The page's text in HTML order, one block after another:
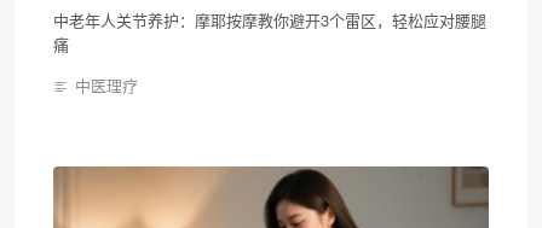
中老年人关节养护：摩耶按摩教你避开3个雷区，轻松应对腰腿
痛
中医理疗